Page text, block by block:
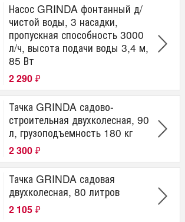
Насос GRINDA фонтанный д/
чистой воды, 3 насадки,
пропускная способность 3000
л/ч, высота подачи воды 3,4 м,
85 Вт
2 290 ₽
Тачка GRINDA садово-
строительная двухколесная, 90
л, грузоподъемность 180 кг
2 300 ₽
Тачка GRINDA садовая
двухколесная, 80 литров
2 105 ₽